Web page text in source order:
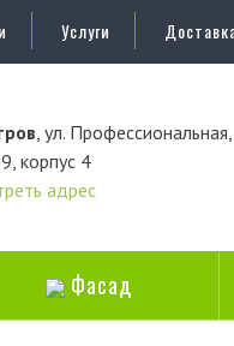
Услуги
, ул. Профессиональная,
корпус 4
адрес
Фасад